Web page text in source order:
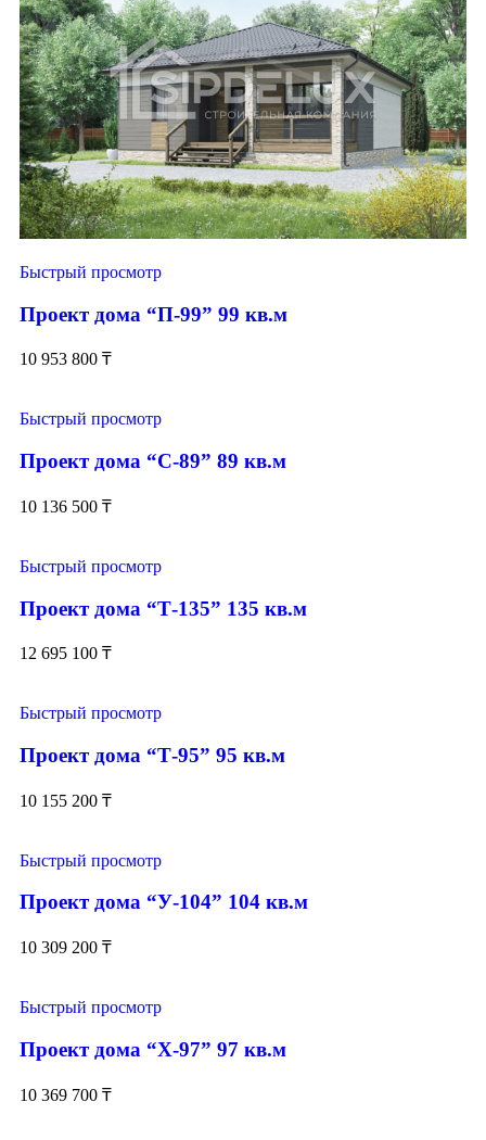
Быстрый просмотр
Проект дома “П-99” 99 кв.м
10 953 800 ₸
Быстрый просмотр
Проект дома “С-89” 89 кв.м
10 136 500 ₸
Быстрый просмотр
Проект дома “Т-135” 135 кв.м
12 695 100 ₸
Быстрый просмотр
Проект дома “Т-95” 95 кв.м
10 155 200 ₸
Быстрый просмотр
Проект дома “У-104” 104 кв.м
10 309 200 ₸
Быстрый просмотр
Проект дома “Х-97” 97 кв.м
10 369 700 ₸